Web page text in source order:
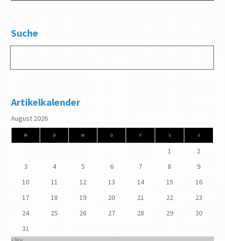
Suche
Artikelkalender
August 2026
M D M D F S S
1
2
3
4 5 6 7 8
9
10
11 12 13 14 15
16
17
18 19 20 21 22
23
24
25 26 27 28 29
30
31